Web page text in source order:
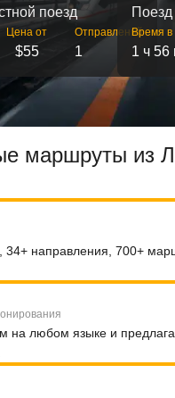
поезд
Цена от
$55
Отправлений
1
Поезд
Время в
1 ч 56
маршруты из
направления, 700+
на любом языке и